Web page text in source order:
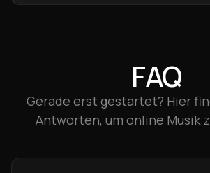
FAQ
Gerade erst gestartet? Hier
Antworten, um online Musik